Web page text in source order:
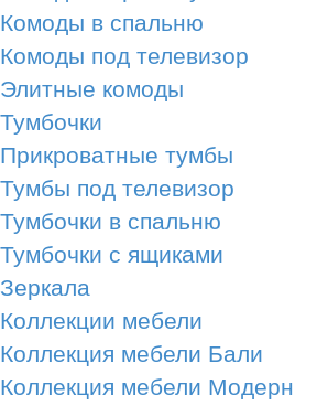
Комоды в спальню
Комоды под телевизор
Элитные комоды
Тумбочки
Прикроватные тумбы
Тумбы под телевизор
Тумбочки в спальню
Тумбочки с ящиками
Зеркала
Коллекции мебели
Коллекция мебели Бали
Коллекция мебели Модерн